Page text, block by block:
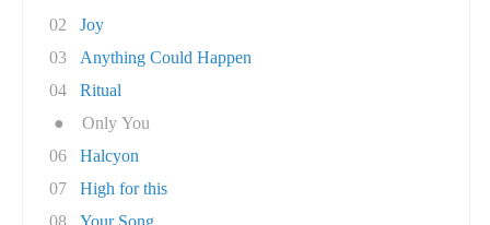
02
Joy
03
Anything Could Happen
04
Ritual
●
Only You
06
Halcyon
07
High for this
08
Your Song